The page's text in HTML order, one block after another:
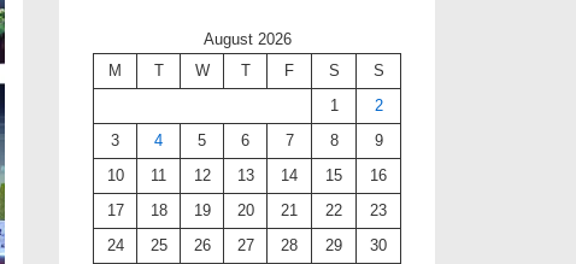
August 2026
M
T W T F S
S
1
2
3
4 5 6 7 8
9
10
11 12 13 14 15
16
17
18 19 20 21 22
23
24
25 26 27 28 29
30